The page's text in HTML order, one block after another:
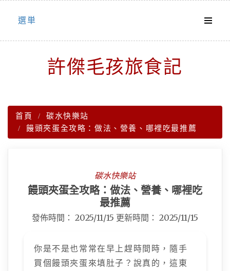
Skip
選単
許傑毛孩旅食記
首頁
碳水快樂站
饅頭夾蛋全攻略：做法、營養、哪裡吃最推薦
碳水快樂站
饅頭夾蛋全攻略：做法、營養、哪裡吃
最推薦
發佈時間： 2025/11/15 更新時間： 2025/11/15
你是不是也常常在早上趕時間時，隨手
買個饅頭夾蛋來填肚子？說真的，這東